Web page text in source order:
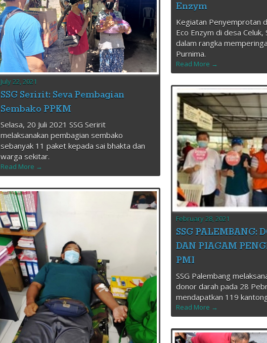
Enzym
Kegiatan Penyemprotan
Eco Enzym di desa Celuk,
dalam rangka
Purnima.
Read More →
July 22, 2021
SSG Seririt: Seva Pembagian
Sembako PPKM
Selasa, 20 Juli 2021 SSG Seririt
melaksanakan pembagian sembako
sebanyak 11 paket kepada sai bhakta dan
warga sekitar.
Read More →
February 28, 2021
SSG PALEMBANG:
DAN PIAGAM
PMI
SSG Palembang
donor darah pada 28
mendapatkan 119
Read More →